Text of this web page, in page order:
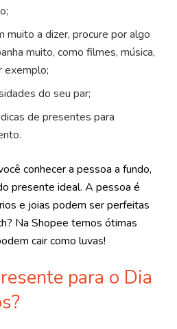
a dizer, procure por algo
muito, como filmes, música,
exemplo;
do seu par;
de presentes para
conhecer a pessoa a fundo,
presente ideal. A pessoa é
e joias podem ser perfeitas
Na Shopee temos ótimas
cair como luvas!
para o Dia